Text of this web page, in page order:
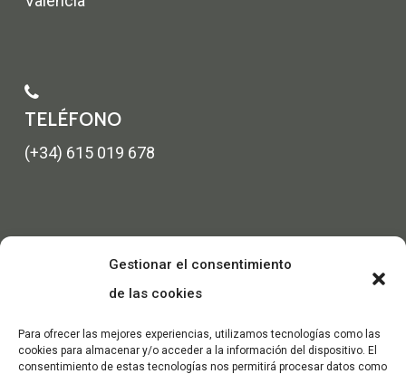
Gestionar el consentimiento
de las cookies
Para ofrecer las mejores experiencias, utilizamos tecnologías como las
cookies para almacenar y/o acceder a la información del dispositivo. El
consentimiento de estas tecnologías nos permitirá procesar datos como
TELÉFONO
(+34) 615 019 678